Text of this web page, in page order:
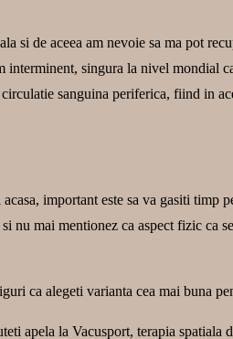
si de aceea am nevoie sa ma pot
interminent, singura la nivel mondial
sanguina periferica, fiind in
important este sa va gasiti timp
mai mentionez ca aspect fizic ca
ca alegeti varianta cea mai buna
apela la Vacusport, terapia spatiala